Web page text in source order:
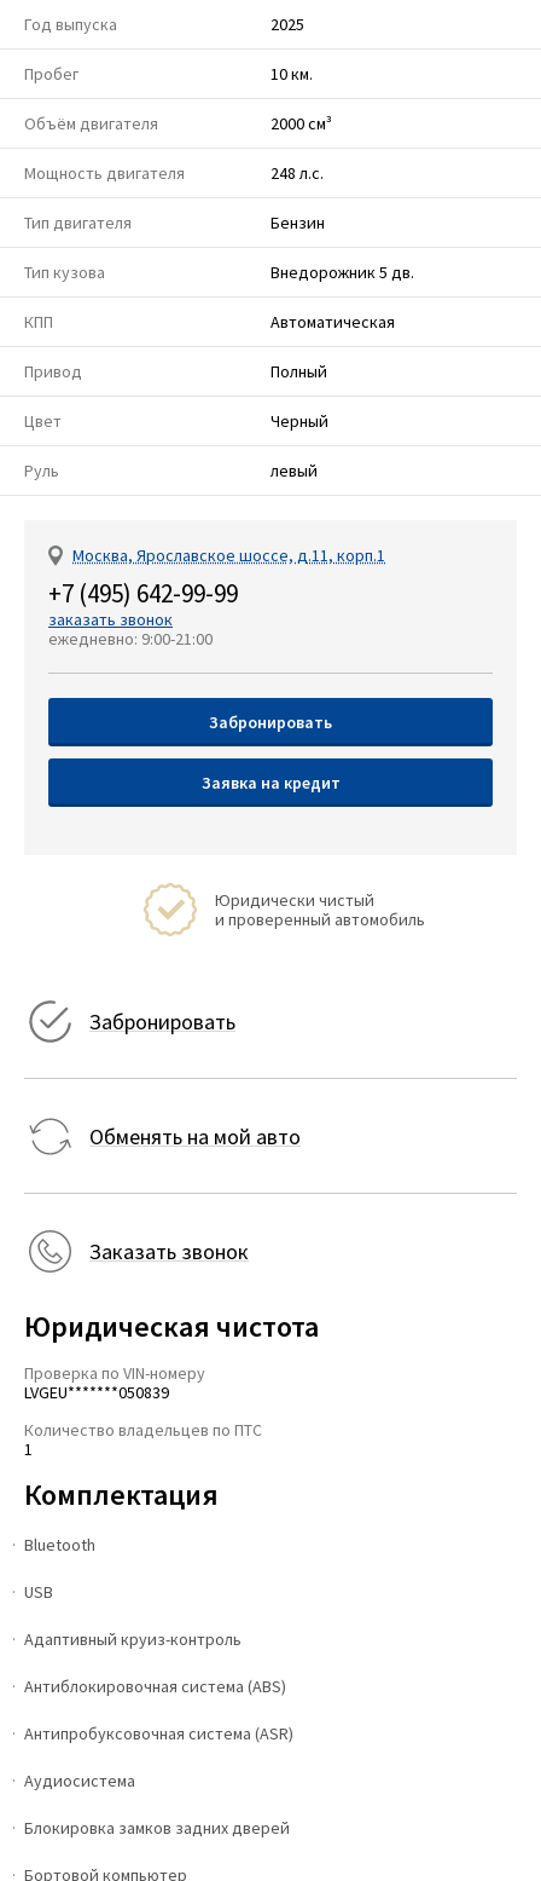
Год выпуска 2025
Пробег 10 км.
Объём двигателя 2000 см³
Мощность двигателя 248 л.с.
Тип двигателя Бензин
Тип кузова Внедорожник 5 дв.
КПП Автоматическая
Привод Полный
Цвет Черный
Руль левый
Москва, Ярославское шоссе, д.11, корп.1
+7 (495) 642-99-99
заказать звонок
ежедневно: 9:00-21:00
Забронировать
Заявка на кредит
Юридически чистый
и проверенный автомобиль
Забронировать
Обменять на мой авто
Заказать звонок
Юридическая чистота
Проверка по VIN-номеру
LVGEU*******050839
Количество владельцев по ПТС
1
Комплектация
Bluetooth
USB
Адаптивный круиз-контроль
Антиблокировочная система (ABS)
Антипробуксовочная система (ASR)
Аудиосистема
Блокировка замков задних дверей
Бортовой компьютер